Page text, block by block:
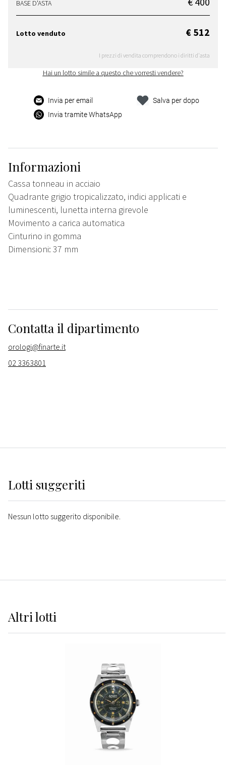
BASE D'ASTA
Lotto venduto € 512
I prezzi di vendita comprendono i diritti d'asta
Hai un lotto simile a questo che vorresti vendere?
Invia per email
Invia tramite WhatsApp
Salva per dopo
Informazioni
Cassa tonneau in acciaio
Quadrante grigio tropicalizzato, indici applicati e
luminescenti, lunetta interna girevole
Movimento a carica automatica
Cinturino in gomma
Dimensioni: 37 mm
Contatta il dipartimento
orologi@finarte.it
02 3363801
Lotti suggeriti
Nessun lotto suggerito disponibile.
Altrilotti